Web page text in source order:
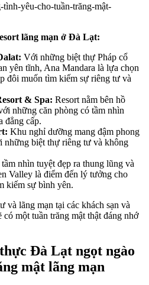
lãng mạn ở Đà Lạt:
Với những biệt thự Pháp cổ
yên tĩnh, Ana Mandara là lựa chọn
đôi muốn tìm kiếm sự riêng tư và
& Spa: Resort nằm bên hồ
những căn phòng có tầm nhìn
đẳng cấp.
Khu nghỉ dưỡng mang đậm phong
những biệt thự riêng tư và không
nhìn tuyệt đẹp ra thung lũng và
Valley là điểm đến lý tưởng cho
kiếm sự bình yên.
lãng mạn tại các khách sạn và
một tuần trăng mật thật đáng nhớ
Đà Lạt ngọt ngào
mật lãng mạn